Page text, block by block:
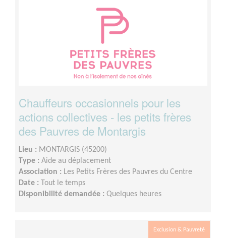
Chauffeurs occasionnels pour les
actions collectives - les petits frères
des Pauvres de Montargis
Lieu : MONTARGIS (45200)
Type : Aide au déplacement
Association : Les Petits Frères des Pauvres du Centre
Date :
Tout le temps
Disponibilité demandée : Quelques heures
Exclusion & Pauvreté